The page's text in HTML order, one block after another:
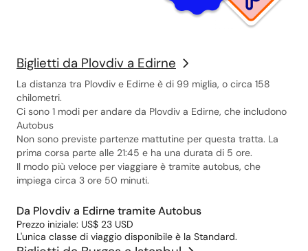
Biglietti da Plovdiv a Edirne
La distanza tra Plovdiv e Edirne è di 99 miglia, o circa 158
chilometri.
Ci sono 1 modi per andare da Plovdiv a Edirne, che includono
Autobus
Non sono previste partenze mattutine per questa tratta. La
prima corsa parte alle 21:45 e ha una durata di 5 ore.
Il modo più veloce per viaggiare è tramite autobus, che
impiega circa 3 ore 50 minuti.
Da Plovdiv a Edirne tramite Autobus
Prezzo iniziale: US$ 23 USD
L'unica classe di viaggio disponibile è la Standard.